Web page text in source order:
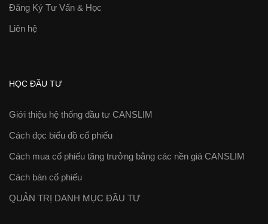
Đăng Ký Tư Vấn & Học
Liên hệ
HỌC ĐẦU TƯ
Giới thiệu hệ thống đầu tư CANSLIM
Cách đọc biểu đồ cổ phiếu
Cách mua cổ phiếu tăng trưởng bằng các nền giá CANSLIM
Cách bán cổ phiếu
QUẢN TRỊ DANH MỤC ĐẦU TƯ